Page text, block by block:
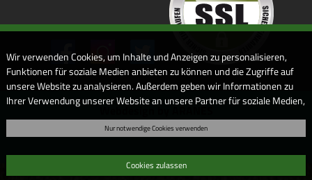
Webdesign by ARANES
Wir verwenden Cookies, um Inhalte und Anzeigen zu personalisieren,
Funktionen für soziale Medien anbieten zu können und die Zugriffe auf
unsere Website zu analysieren. Außerdem geben wir Informationen zu
Ihrer Verwendung unserer Website an unsere Partner für soziale Medien,
Informationen möglicherweise mit weiteren Daten zusammen, die Sie
Dienste gesammelt haben. Sofern Sie uns Ihre Einwilligung geben,
können Sie diese jederzeit in der Datenschutzerklärung wieder
Nur notwendige Cookies verwenden
Cookies zulassen